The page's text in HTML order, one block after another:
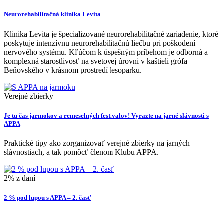
Neurorehabilitačná klinika Levita
Klinika Levita je špecializované neurorehabilitačné zariadenie, ktoré
poskytuje intenzívnu neurorehabilitačnú liečbu pri poškodení
nervového systému. Kľúčom k úspešným príbehom je odborná a
komplexná starostlivosť na svetovej úrovni v kaštieli grófa
Beňovského v krásnom prostredí lesoparku.
Verejné zbierky
Je tu čas jarmokov a remeselných festivalov! Vyrazte na jarné slávnosti s
APPA
Praktické tipy ako zorganizovať verejné zbierky na jarných
slávnostiach, a tak pomôcť členom Klubu APPA.
2% z daní
2 % pod lupou s APPA – 2. časť